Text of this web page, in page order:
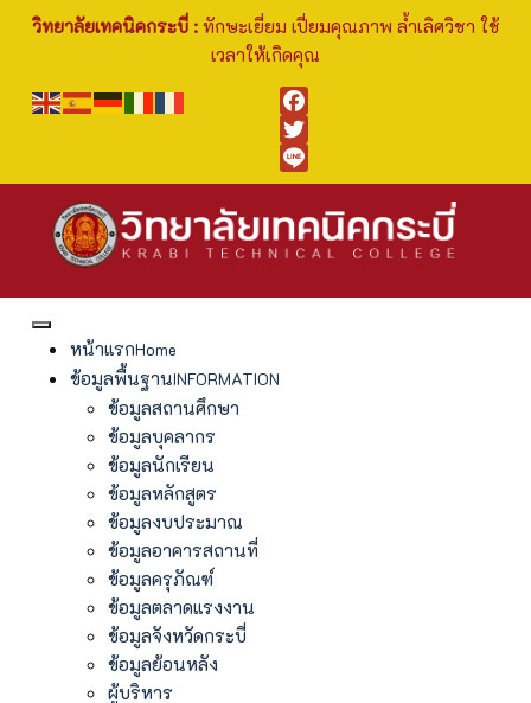
วิทยาลัยเทคนิคกระบี่ :ทักษะเยี่ยม เปี่ยมคุณภาพ ล้ำเลิศวิชา ใช้
เวลาให้เกิดคุณ
Facebook
Twitter
Line
หน้าแรกHome
ข้อมูลพื้นฐานINFORMATION
ข้อมูลสถานศึกษา
ข้อมูลบุคลากร
ข้อมูลนักเรียน
ข้อมูลหลักสูตร
ข้อมูลงบประมาณ
ข้อมูลอาคารสถานที่
ข้อมูลครุภัณฑ์
ข้อมูลตลาดแรงงาน
ข้อมูลจังหวัดกระบี่
ข้อมูลย้อนหลัง
ผู้บริหาร